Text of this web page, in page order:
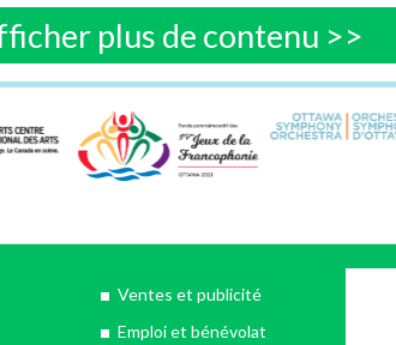
plus de contenu >>
Ventes et publicité
Emploi et bénévolat